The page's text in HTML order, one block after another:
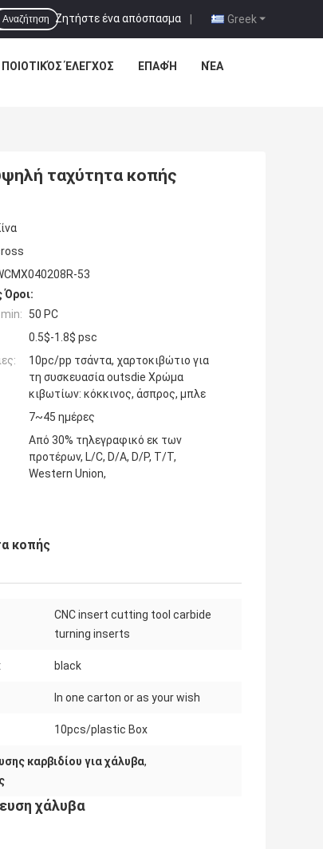
Greek
Ζητήστε ένα απόσπασμα |
Αναζήτηση
ΠΟΙΟΤΙΚΌΣ ΈΛΕΓΧΟΣ ΕΠΑΦΉ ΝΈΑ
ταχύτητα κοπής
53
Όροι:
50 PC
0.5$-1.8$ psc
10pc/pp τσάντα, χαρτοκιβώτιο για
τη συσκευασία outsdie Χρώμα
κιβωτίων: κόκκινος, άσπρος, μπλε
7~45 ημέρες
Από 30% τηλεγραφικό εκ των
προτέρων, L/C, D/A, D/P, T/T,
Western Union,
κοπής
CNC insert cutting tool carbide
turning inserts
black
In one carton or as your wish
10pcs/plastic Box
καρβιδίου για χάλυβα,
χάλυβα